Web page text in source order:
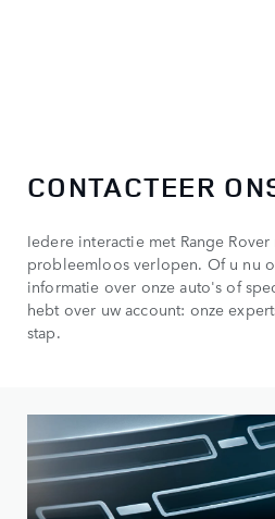
CONTACTEER
Iedere interactie met Range
probleemloos verlopen. Of u nu
informatie over onze auto's of
hebt over uw account: onze
stap.